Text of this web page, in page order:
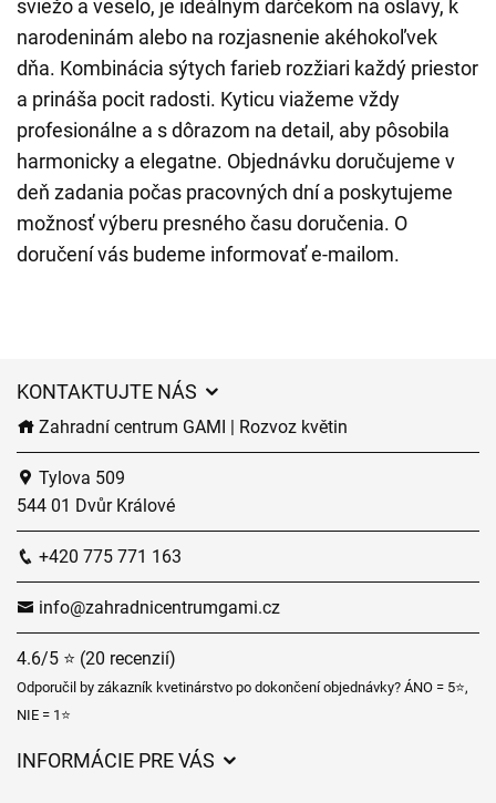
sviežo a veselo, je ideálnym darčekom na oslavy, k
narodeninám alebo na rozjasnenie akéhokoľvek
dňa. Kombinácia sýtych farieb rozžiari každý priestor
a prináša pocit radosti. Kyticu viažeme vždy
profesionálne a s dôrazom na detail, aby pôsobila
harmonicky a elegatne. Objednávku doručujeme v
deň zadania počas pracovných dní a poskytujeme
možnosť výberu presného času doručenia. O
doručení vás budeme informovať e-mailom.
KONTAKTUJTE NÁS
Zahradní centrum GAMI | Rozvoz květin
Tylova 509
544 01 Dvůr Králové
+420 775 771 163
info@zahradnicentrumgami.cz
4.6/5 ⭐ (20 recenzií)
Odporučil by zákazník kvetinárstvo po dokončení objednávky? ÁNO = 5⭐,
NIE = 1⭐
INFORMÁCIE PRE VÁS